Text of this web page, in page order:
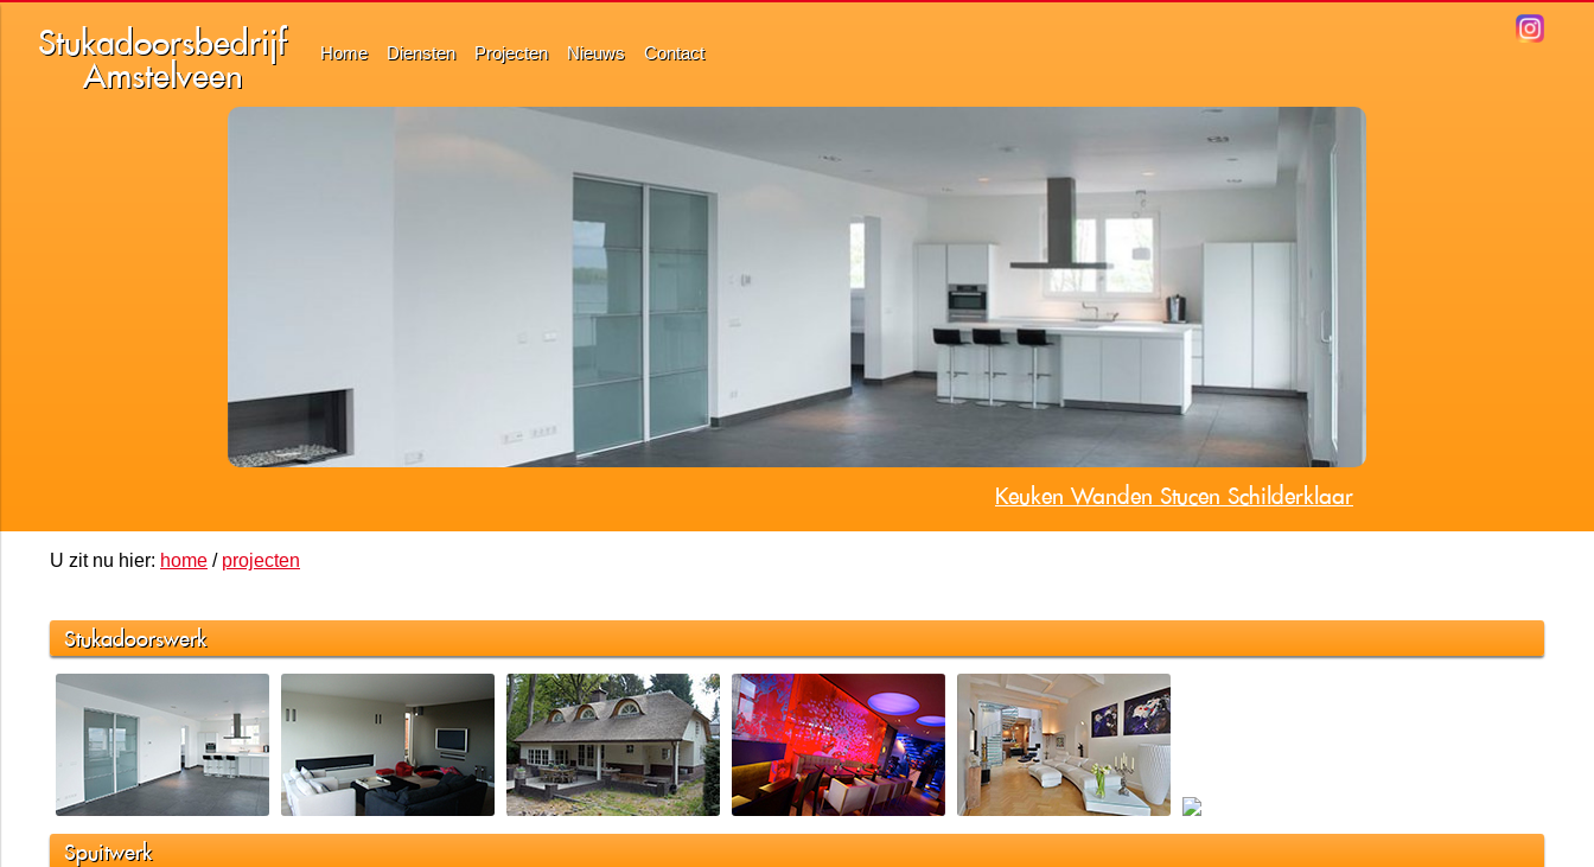
Stukadoorsbedrijf
Amstelveen
Home Diensten Projecten Nieuws Contact
Keuken Wanden Stucen Schilderklaar
U zit nu hier: home / projecten
Stukadoorswerk
Spuitwerk